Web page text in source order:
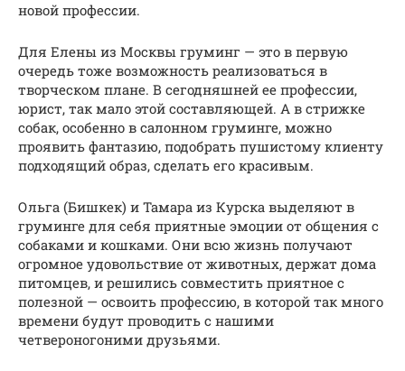
новой профессии.
Для Елены из Москвы груминг — это в первую
очередь тоже возможность реализоваться в
творческом плане. В сегодняшней ее профессии,
юрист, так мало этой составляющей. А в стрижке
собак, особенно в салонном груминге, можно
проявить фантазию, подобрать пушистому клиенту
подходящий образ, сделать его красивым.
Ольга (Бишкек) и Тамара из Курска выделяют в
груминге для себя приятные эмоции от общения с
собаками и кошками. Они всю жизнь получают
огромное удовольствие от животных, держат дома
питомцев, и решились совместить приятное с
полезной — освоить профессию, в которой так много
времени будут проводить с нашими
четвероногоними друзьями.